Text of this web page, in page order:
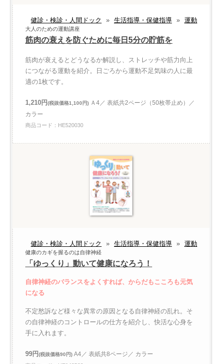
健診・検診・人間ドック » 生活指導・保健指導 » 運動
大人のための運動講座
筋肉の衰えを防ぐために毎日5分の貯筋を
筋肉が衰えるとどうなるか解説し、ストレッチや筋力向上
につながる運動を紹介。日ごろから運動不足気味の人に最
適の1枚です。
1,210円(税抜価格1,100円) Ａ4／ 表紙共2ページ（50枚帯止め）／
カラー
商品コード：HE520030
健診・検診・人間ドック » 生活指導・保健指導 » 運動
健康のカギを握るのは自律神経
「ゆっくり」動いて健康になろう！
自律神経のバランスをよくすれば、からだもこころも元気
になる
不定愁訴など様々な異常の原因となる自律神経の乱れ。そ
の自律神経のコントロールの仕方を紹介し、快活な心身を
手に入れます。
99円(税抜価格90円) A4／ 表紙共8ページ／ カラー